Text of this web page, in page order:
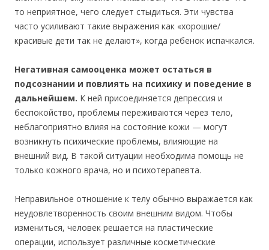
то неприятное, чего следует стыдиться. Эти чувства
часто усиливают такие выражения как «хорошие/
красивые дети так не делают», когда ребенок испачкался.
Негативная самооценка может остаться в
подсознании и повлиять на психику и поведение в
дальнейшем. К ней присоединяется депрессия и
беспокойство, проблемы переживаются через тело,
неблагоприятно влияя на состояние кожи — могут
возникнуть психические проблемы, влияющие на
внешний вид. В такой ситуации необходима помощь не
только кожного врача, но и психотерапевта.
Неправильное отношение к телу обычно выражается как
неудовлетворенность своим внешним видом. Чтобы
измениться, человек решается на пластические
операции, использует различные косметические